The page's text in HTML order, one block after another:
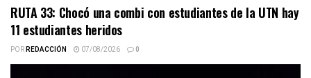
RUTA 33: Chocó una combi con estudiantes de la UTN hay
11 estudiantes heridos
PORREDACCIÓN 07/08/2026 0